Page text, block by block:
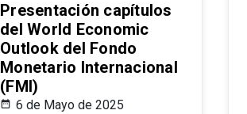
Presentación capítulos
del World Economic
Outlook del Fondo
Monetario Internacional
(FMI)
6 de Mayo de 2025